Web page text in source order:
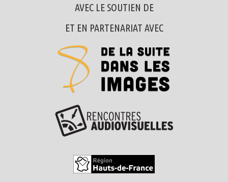
AVEC LE SOUTIEN DE
ET EN PARTENARIAT AVEC